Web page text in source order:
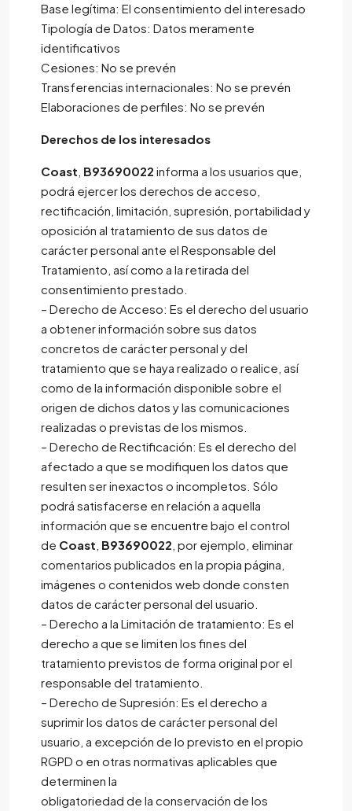
Base legítima: El consentimiento del interesado
Tipología de Datos: Datos meramente
identificativos
Cesiones: No se prevén
Transferencias internacionales: No se prevén
Elaboraciones de perfiles: No se prevén
Derechos de los interesados
Coast B93690022 informa a los usuarios que,
podrá ejercer los derechos de acceso,
rectificación, limitación, supresión, portabilidad y
oposición al tratamiento de sus datos de
carácter personal ante el Responsable del
Tratamiento, así como a la retirada del
consentimiento prestado.
– Derecho de Acceso: Es el derecho del usuario
a obtener información sobre sus datos
concretos de carácter personal y del
tratamiento que se haya realizado o realice, así
como de la información disponible sobre el
origen de dichos datos y las comunicaciones
realizadas o previstas de los mismos.
– Derecho de Rectificación: Es el derecho del
afectado a que se modifiquen los datos que
resulten ser inexactos o incompletos. Sólo
podrá satisfacerse en relación a aquella
información que se encuentre bajo el control
de Coast B93690022 , por ejemplo, eliminar
comentarios publicados en la propia página,
imágenes o contenidos web donde consten
datos de carácter personal del usuario.
– Derecho a la Limitación de tratamiento: Es el
derecho a que se limiten los fines del
tratamiento previstos de forma original por el
responsable del tratamiento.
– Derecho de Supresión: Es el derecho a
suprimir los datos de carácter personal del
usuario, a excepción de lo previsto en el propio
RGPD o en otras normativas aplicables que
determinen la
obligatoriedad de la conservación de los